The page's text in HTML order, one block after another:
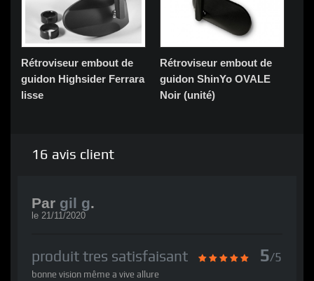
Rétroviseur embout de
guidon Highsider Ferrara
lisse
Rétroviseur embout de
guidon ShinYo OVALE
Noir (unité)
16 avis client
Par gil g.
le 21/11/2020
produit tres satisfaisant 5/5
bonne vision même a vive allure